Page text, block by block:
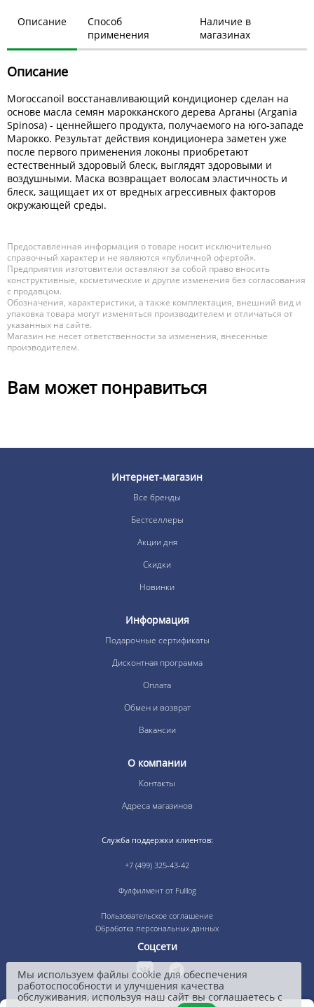
Описание
Способ
применения
Наличие в
магазинах
Описание
Moroccanoil восстанавливающий кондиционер сделан на
основе масла семян марокканского дерева Арганы (Argania
Spinosa) - ценнейшего продукта, получаемого на юго-западе
Марокко. Результат действия кондиционера заметен уже
после первого применения локоны приобретают
естественный здоровый блеск, выглядят здоровыми и
воздушными. Маска возвращает волосам эластичность и
блеск, защищает их от вредных агрессивных факторов
окружающей среды.
Предоставленная информация о товаре носит исключительно
справочный характер и не являются «публичной офертой».
Предприятия изготовители оставляют за собой право вносить
конструктивные, косметические и другие изменения без согласования
с продавцом.
Обозначения, характеристики, а также комплектация, внешний вид и
упаковка товара могут изменяться производителем и отличаться от
указанных на сайте.
Магазин не несет ответственности за изменения, внесенные
производителем.
Вам может понравиться
Интернет-магазин
Все бренды
Бестселлеры
Акции дня
Скидки
Новинки
Информация
Подарочные сертификаты
Дисконтная программа
Оплата
Обмен и возврат
Вакансии
О компании
Контакты
Адреса магазинов
Служба поддержки клиентов:
+7 (499) 325-43-42
Фулфилмент от Fulllog
Пользовательское соглашение
Обработка персональных данных
Соцсети
Оплата
Мы используем файлы cookie для обеспечения
работоспособности и улучшения качества
обслуживания, используя наш сайт вы соглашаетесь с